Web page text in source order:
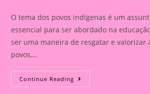
O tema dos povos indígenas é um
essencial para ser abordado na
ser uma maneira de resgatar e valorizar
povos,…
Continue Reading Atividade
49